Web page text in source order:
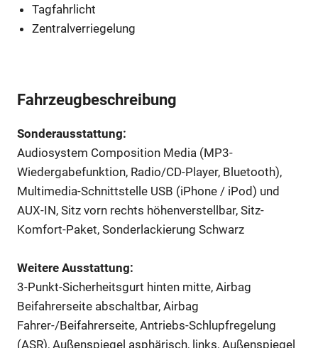
Tagfahrlicht
Zentralverriegelung
Fahrzeugbeschreibung
Sonderausstattung:
Audiosystem Composition Media (MP3-
Wiedergabefunktion, Radio/CD-Player, Bluetooth),
Multimedia-Schnittstelle USB (iPhone / iPod) und
AUX-IN, Sitz vorn rechts höhenverstellbar, Sitz-
Komfort-Paket, Sonderlackierung Schwarz
Weitere Ausstattung:
3-Punkt-Sicherheitsgurt hinten mitte, Airbag
Beifahrerseite abschaltbar, Airbag
Fahrer-/Beifahrerseite, Antriebs-Schlupfregelung
(ASR), Außenspiegel asphärisch, links, Außenspiegel